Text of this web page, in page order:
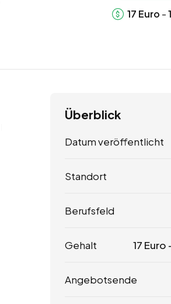
17 Euro -
Überblick
Datum veröffentlicht
Standort
Berufsfeld
Gehalt 17 Euro
Angebotsende